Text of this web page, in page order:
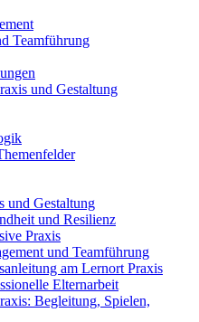
Teamführung
und Gestaltung
und Gestaltung
und Resilienz
Praxis
und Teamführung
am Lernort Praxis
Elternarbeit
Begleitung, Spielen,